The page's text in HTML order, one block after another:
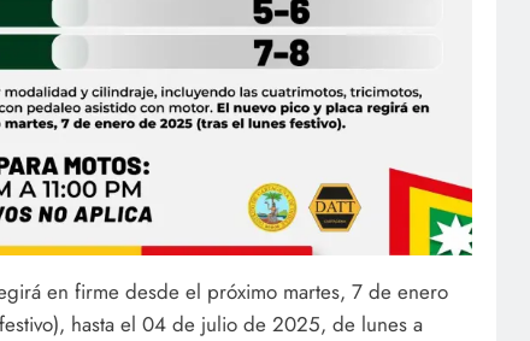
en firme desde el próximo martes, 7 de enero
hasta el 04 de julio de 2025, de lunes a